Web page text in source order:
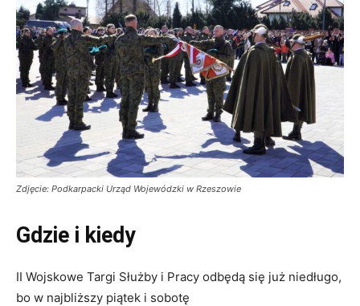
Zdjęcie: Podkarpacki Urząd Wojewódzki w Rzeszowie
Gdzie i kiedy
II Wojskowe Targi Służby i Pracy odbędą się już niedługo,
bo w najbliższy piątek i sobotę